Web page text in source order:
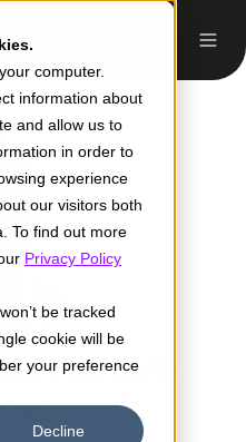
computer.
information about
and allow us to
in order to
experience
our visitors both
To find out more
Privacy Policy
be tracked
cookie will be
your preference
Decline
Herrera